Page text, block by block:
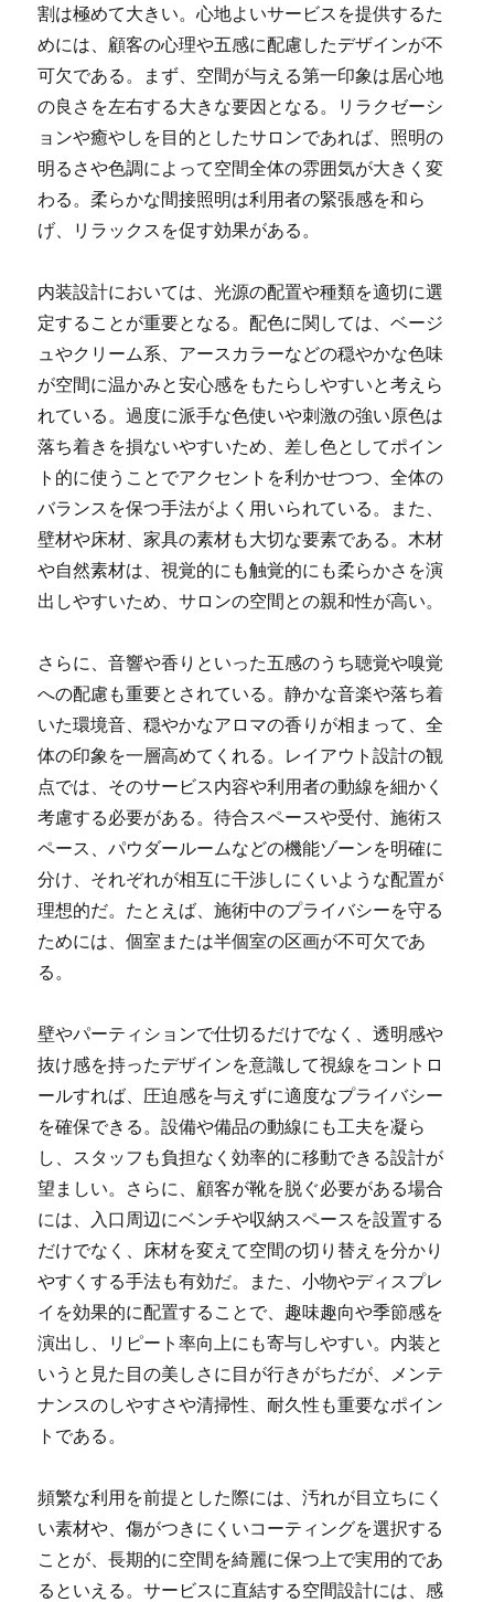
割は極めて大きい。心地よいサービスを提供するた
めには、顧客の心理や五感に配慮したデザインが不
可欠である。まず、空間が与える第一印象は居心地
の良さを左右する大きな要因となる。リラクゼーシ
ョンや癒やしを目的としたサロンであれば、照明の
明るさや色調によって空間全体の雰囲気が大きく変
わる。柔らかな間接照明は利用者の緊張感を和ら
げ、リラックスを促す効果がある。
内装設計においては、光源の配置や種類を適切に選
定することが重要となる。配色に関しては、ベージ
ュやクリーム系、アースカラーなどの穏やかな色味
が空間に温かみと安心感をもたらしやすいと考えら
れている。過度に派手な色使いや刺激の強い原色は
落ち着きを損ないやすいため、差し色としてポイン
ト的に使うことでアクセントを利かせつつ、全体の
バランスを保つ手法がよく用いられている。また、
壁材や床材、家具の素材も大切な要素である。木材
や自然素材は、視覚的にも触覚的にも柔らかさを演
出しやすいため、サロンの空間との親和性が高い。
さらに、音響や香りといった五感のうち聴覚や嗅覚
への配慮も重要とされている。静かな音楽や落ち着
いた環境音、穏やかなアロマの香りが相まって、全
体の印象を一層高めてくれる。レイアウト設計の観
点では、そのサービス内容や利用者の動線を細かく
考慮する必要がある。待合スペースや受付、施術ス
ペース、パウダールームなどの機能ゾーンを明確に
分け、それぞれが相互に干渉しにくいような配置が
理想的だ。たとえば、施術中のプライバシーを守る
ためには、個室または半個室の区画が不可欠であ
る。
壁やパーティションで仕切るだけでなく、透明感や
抜け感を持ったデザインを意識して視線をコントロ
ールすれば、圧迫感を与えずに適度なプライバシー
を確保できる。設備や備品の動線にも工夫を凝ら
し、スタッフも負担なく効率的に移動できる設計が
望ましい。さらに、顧客が靴を脱ぐ必要がある場合
には、入口周辺にベンチや収納スペースを設置する
だけでなく、床材を変えて空間の切り替えを分かり
やすくする手法も有効だ。また、小物やディスプレ
イを効果的に配置することで、趣味趣向や季節感を
演出し、リピート率向上にも寄与しやすい。内装と
いうと見た目の美しさに目が行きがちだが、メンテ
ナンスのしやすさや清掃性、耐久性も重要なポイン
トである。
頻繁な利用を前提とした際には、汚れが目立ちにく
い素材や、傷がつきにくいコーティングを選択する
ことが、長期的に空間を綺麗に保つ上で実用的であ
るといえる。サービスに直結する空間設計には、感